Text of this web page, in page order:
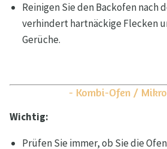
Reinigen Sie den Backofen nach
verhindert hartnäckige Flecken
Gerüche.
- Kombi-Ofen /
Wichtig:
Prüfen Sie immer, ob Sie die